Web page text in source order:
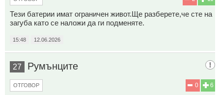
Тези батерии имат ограничен живот.Ще разберете,че сте на
загуба като се наложи да ги подменяте.
15:48 12.06.2026
27 Румънците
6
0
ОТГОВОР